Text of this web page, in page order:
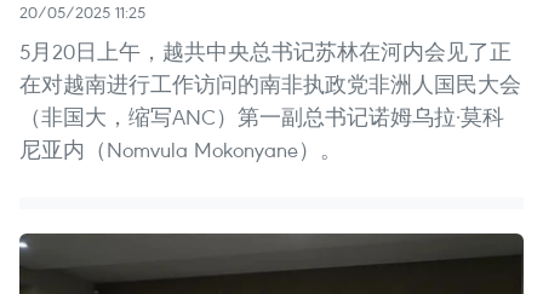
20/05/2025 11:25
5月20日上午，越共中央总书记苏林在河内会见了正
在对越南进行工作访问的南非执政党非洲人国民大会
（非国大，缩写ANC）第一副总书记诺姆乌拉·莫科
尼亚内（Nomvula Mokonyane）。